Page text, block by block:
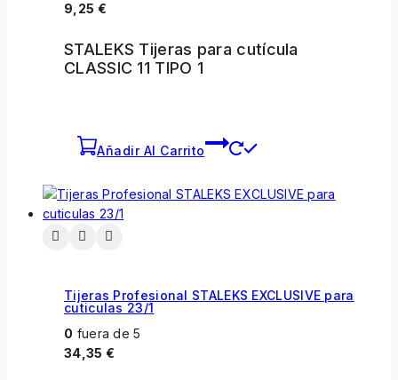
9,25 €
STALEKS Tijeras para cutícula
CLASSIC 11 TIPO 1
Añadir Al Carrito
Tijeras Profesional STALEKS EXCLUSIVE para
cuticulas 23/1
0 fuera de 5
34,35 €